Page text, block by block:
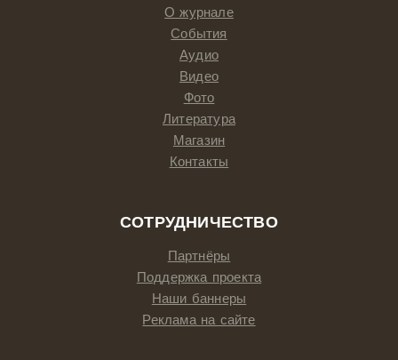
О журнале
События
Аудио
Видео
Фото
Литература
Магазин
Контакты
СОТРУДНИЧЕСТВО
Партнёры
Поддержка проекта
Наши баннеры
Реклама на сайте